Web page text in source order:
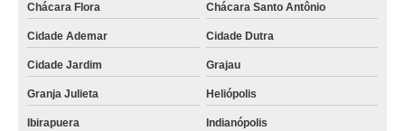
Chácara Flora Chácara Santo Antônio
Cidade Ademar Cidade Dutra
Cidade Jardim Grajau
Granja Julieta Heliópolis
Ibirapuera Indianópolis